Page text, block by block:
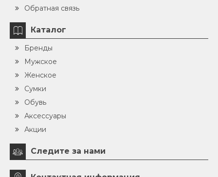
Обратная связь
Каталог
Бренды
Мужское
Женское
Сумки
Обувь
Аксессуары
Акции
Следите за нами